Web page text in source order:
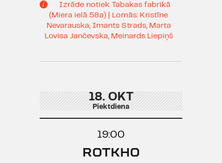
Izrāde notiek Tabakas fabrikā
(Miera ielā 58a) | Lomās: Kristīne
Nevarauska, Imants Strads, Marta
Lovisa Jančevska, Meinards Liepiņš
18. OKT
Piektdiena
19:00
ROTKHO